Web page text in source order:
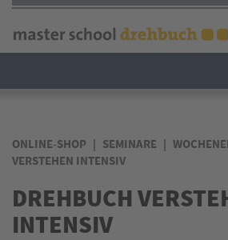
Direkt
Inhalt
ONLINE-SHOP SEMINARE
VERSTEHEN INTENSIV
DREHBUCH
INTENSIV